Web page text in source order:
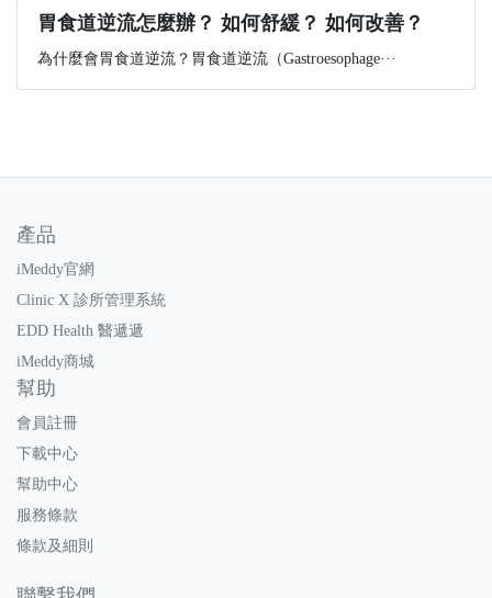
胃食道逆流怎麼辦？ 如何舒緩？ 如何改善？
為什麼會胃食道逆流？胃食道逆流（Gastroesophage···
產品
iMeddy官網
Clinic X 診所管理系統
EDD Health 醫遞遞
iMeddy商城
幫助
會員註冊
下載中心
幫助中心
服務條款
條款及細則